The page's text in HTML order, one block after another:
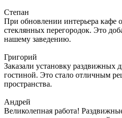
Степан
При обновлении интерьера кафе
стеклянных перегородок. Это
нашему заведению.
Григорий
Заказали установку раздвижных
гостиной. Это стало отличным
пространства.
Андрей
Великолепная работа!